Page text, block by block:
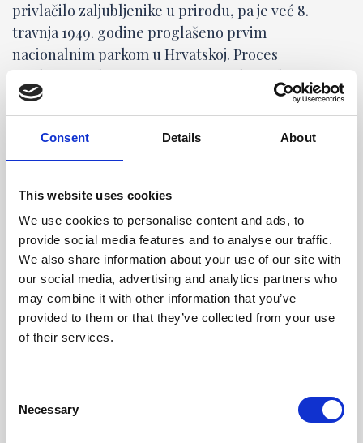
Consent Details About
This website uses cookies
We use cookies to personalise content and ads, to
provide social media features and to analyse our traffic.
We also share information about your use of our site with
our social media, advertising and analytics partners who
may combine it with other information that you’ve
provided to them or that they’ve collected from your use
of their services.
Selection
Necessary
privlačilo zaljubljenike u prirodu, pa je već 8.
travnja 1949. godine proglašeno prvim
nacionalnim parkom u Hrvatskoj. Proces
osedravanja, kojim se formiraju sedrene barijere i
stvaraju jezera.Udaljen od Apartmanskog naselja
215 km, idealan je za organiziranje dnevnog izleta.
Ulaznice možete kupiti na sljedećem linku
ULAZNICE
Najbliži put do Plitvica je preko autoputa koji se
nalazi 19.4 km od našeg naselja.
Jezerski se sustav (16 jezera) dijeli na Gornja i Donja
jezera, a današnji izgled jezerskog sustava
uvjetovan je procesom osedravanja kojim nastaju
sedrene barijere. Riječ je o iznimno kompleksnom
odvija i danas dovoljno govori o nenarušenim
ekološkim uvjetima, te predstavlja jedinstvenu
univerzalnu vrijednost zbog koje su Plitvička jezera